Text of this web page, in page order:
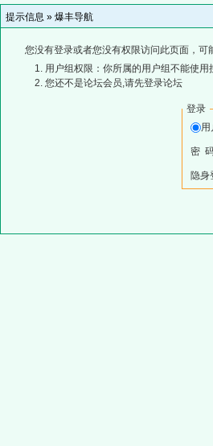
提示信息 » 爆丰导航
您没有登录或者您没有权限访问此页面，可
用户组权限：你所属的用户组不能使用
您还不是论坛会员,请先登录论坛
登录
密
隐身